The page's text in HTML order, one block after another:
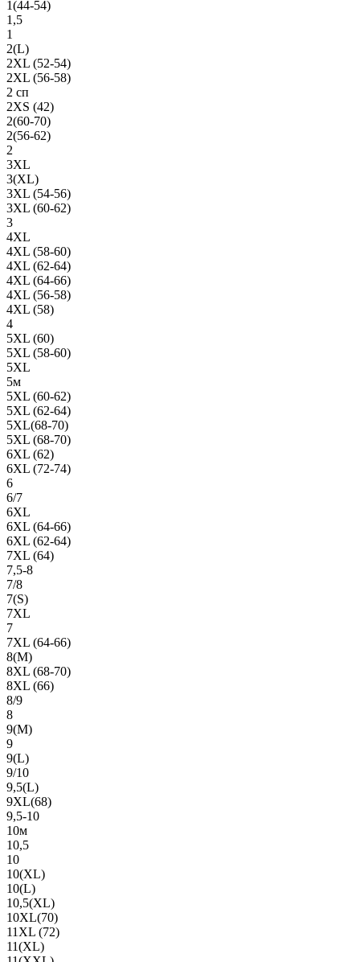
1(44-54)
1,5
1
2(L)
2XL (52-54)
2XL (56-58)
2 сп
2XS (42)
2(60-70)
2(56-62)
2
3XL
3(XL)
3XL (54-56)
3XL (60-62)
3
4XL
4XL (58-60)
4XL (62-64)
4XL (64-66)
4XL (56-58)
4XL (58)
4
5XL (60)
5XL (58-60)
5XL
5м
5XL (60-62)
5XL (62-64)
5XL(68-70)
5XL (68-70)
6XL (62)
6XL (72-74)
6
6/7
6XL
6XL (64-66)
6XL (62-64)
7XL (64)
7,5-8
7/8
7(S)
7XL
7
7XL (64-66)
8(М)
8XL (68-70)
8XL (66)
8/9
8
9(М)
9
9(L)
9/10
9,5(L)
9XL(68)
9,5-10
10м
10,5
10
10(XL)
10(L)
10,5(XL)
10XL(70)
11XL (72)
11(XL)